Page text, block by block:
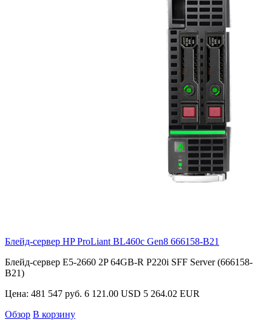
Блейд-сервер HP ProLiant BL460c Gen8 666158-B21
Блейд-сервер E5-2660 2P 64GB-R P220i SFF Server (666158-
B21)
Цена: 481 547 руб. 6 121.00 USD 5 264.02 EUR
Обзор В корзину